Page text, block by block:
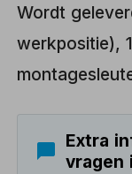
Wordt
werkpositie),
Extra
vragen